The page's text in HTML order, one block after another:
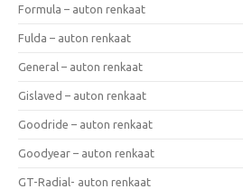
Formula – auton renkaat
Fulda – auton renkaat
General – auton renkaat
Gislaved – auton renkaat
Goodride – auton renkaat
Goodyear – auton renkaat
GT-Radial- auton renkaat